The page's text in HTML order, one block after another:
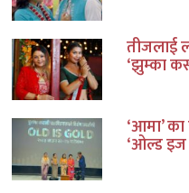
तीजलाई
‘झुम्का
‘आमा’
‘ओल्ड इज